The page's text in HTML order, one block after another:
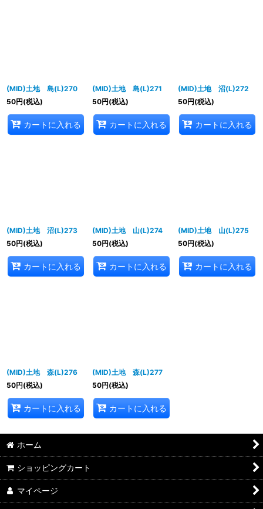
(MID)土地 島(L)270
50円(税込)
カートに入れる
(MID)土地 島(L)271
50円(税込)
カートに入れる
(MID)土地 沼(L)272
50円(税込)
カートに入れる
(MID)土地 沼(L)273
50円(税込)
カートに入れる
(MID)土地 山(L)274
50円(税込)
カートに入れる
(MID)土地 山(L)275
50円(税込)
カートに入れる
(MID)土地 森(L)276
50円(税込)
カートに入れる
(MID)土地 森(L)277
50円(税込)
カートに入れる
ホーム
ショッピングカート
マイページ